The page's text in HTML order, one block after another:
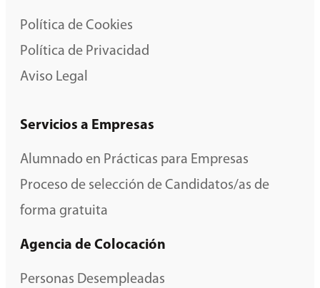
Política de Cookies
Política de Privacidad
Aviso Legal
Servicios a Empresas
Alumnado en Prácticas para Empresas
Proceso de selección de Candidatos/as de
forma gratuita
Agencia de Colocación
Personas Desempleadas